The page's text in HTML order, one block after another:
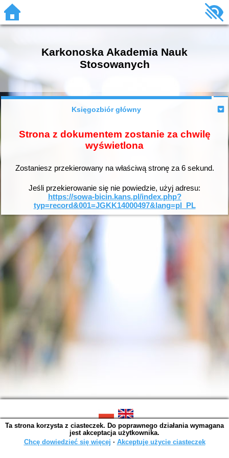
Karkonoska Akademia Nauk
Stosowanych
Księgozbiór główny
Strona z dokumentem zostanie za chwilę
wyświetlona
Zostaniesz przekierowany na właściwą stronę za 6sekund.
Jeśli przekierowanie się nie powiedzie, użyj adresu:
https://sowa-bicin.kans.pl/index.php?
typ=record&001=JGKK14000497&lang=pl_PL
SOWA OPAC v. 6.11.10 (2026-07-24)
Wygenerowano w 0,0011 s.
Ta strona korzysta z ciasteczek. Do poprawnego działania wymagana
jest akceptacja użytkownika.
Chcę dowiedzieć się więcej ∙ Akceptuję użycie ciasteczek